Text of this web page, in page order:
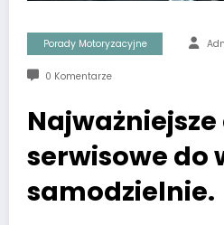
Porady Motoryzacyjne
0 Komentarze
serwisowe do
samodzielnie.